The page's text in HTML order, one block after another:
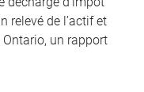
relevé de l’actif et
un rapport